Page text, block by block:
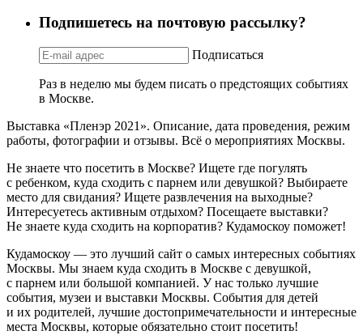
Подпишетесь на почтовую рассылку?
Подписаться
Раз в неделю мы будем писать о предстоящих событиях
в Москве.
Выставка «Пленэр 2021». Описание, дата проведения, режим
работы, фотографии и отзывы. Всё о мероприятиях Москвы.
Не знаете что посетить в Москве? Ищете где погулять
с ребенком, куда сходить с парнем или девушкой? Выбираете
место для свидания? Ищете развлечения на выходные?
Интересуетесь активным отдыхом? Посещаете выставки?
Не знаете куда сходить на корпоратив? Кудамоскоу поможет!
Кудамоскоу — это лучший сайт о самых интересных событиях
Москвы. Мы знаем куда сходить в Москве с девушкой,
с парнем или большой компанией. У нас только лучшие
события, музеи и выставки Москвы. События для детей
и их родителей, лучшие достопримечательности и интересные
места Москвы, которые обязательно стоит посетить!